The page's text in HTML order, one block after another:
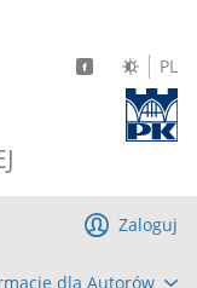
PL
dla Autorów
Zaloguj